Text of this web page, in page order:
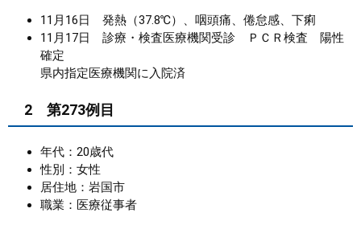
11月16日 発熱（37.8℃）、咽頭痛、倦怠感、下痢
11月17日 診療・検査医療機関受診 ＰＣＲ検査 陽性
確定
県内指定医療機関に入院済
2 第273例目
年代：20歳代
性別：女性
居住地：岩国市
職業：医療従事者